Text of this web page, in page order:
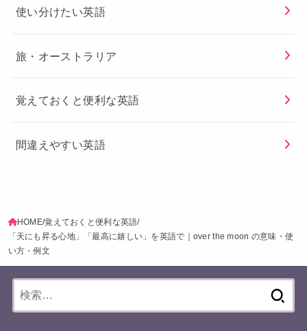
使い分けたい英語
旅・オーストラリア
覚えておくと便利な英語
間違えやすい英語
HOME 覚えておくと便利な英語
「天にも昇る心地」「最高に嬉しい」を英語で｜over the moon の意味・使
い方・例文